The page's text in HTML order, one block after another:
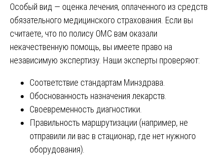
Особый вид — оценка лечения, оплаченного из средств
обязательного медицинского страхования. Если вы
считаете, что по полису ОМС вам оказали
некачественную помощь, вы имеете право на
независимую экспертизу. Наши эксперты проверяют:
Соответствие стандартам Минздрава.
Обоснованность назначения лекарств.
Своевременность диагностики.
Правильность маршрутизации (например, не
отправили ли вас в стационар, где нет нужного
оборудования).